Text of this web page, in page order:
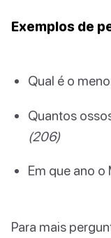
Exemplos de
Qual é o
Quantos
(206)
Em que ano o
Para mais